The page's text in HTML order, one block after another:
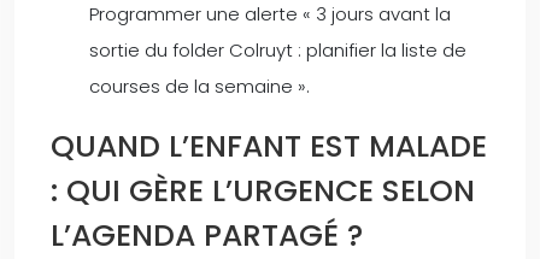
Programmer une alerte « 3 jours avant la
sortie du folder Colruyt : planifier la liste de
courses de la semaine ».
QUAND L’ENFANT EST MALADE
: QUI GÈRE L’URGENCE SELON
L’AGENDA PARTAGÉ ?